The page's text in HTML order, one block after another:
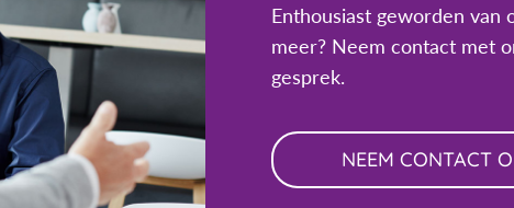
Enthousiast geworden van
meer? Neem contact met
gesprek.
NEEM CONTACT